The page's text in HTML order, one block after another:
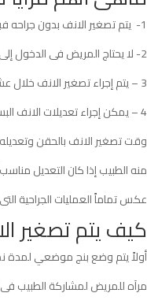
1- يتم تصغير الانف بدون جراحه فبالتالي لا يحتاج للتخدير العام والإستمرار فى المستشفي لفترة طويلة من الزمن .
2- لا يحتاج المريض فى الدخول إلى فترة نقاهه بعد حقن تصغير الانف بل سيعود سريعاً للحياة الطبيعية
3 – يتم إجراء تصغير الانف خلال عشر دقائق فقط وبدون ألم , لذا لم يشعر المريض بأي ألم وقت الحقن
4 – يمكن إجراء تعديلات الانف البسيطة بالحقن دون إجراء عملية جراحية للمريض
وقت تصغير الانف بالحقن
منه الطبيب إذا كان التعديل
عكس تماماً العمليات الجراحية
كيف يتم تصغير
أولاً يتم وضع بنج موضعي لمدة
مرآه للمريض لمشاركة الطبيب